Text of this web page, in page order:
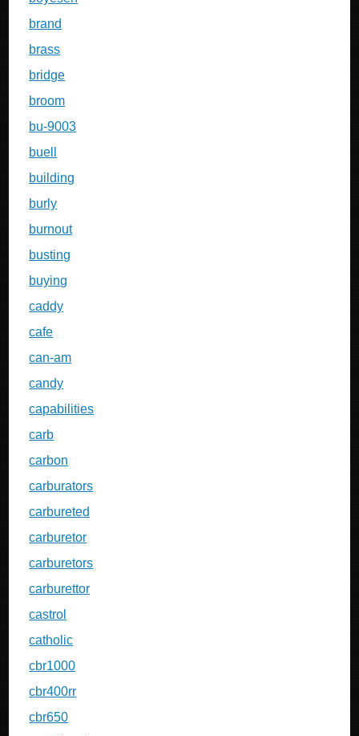
brand
brass
bridge
broom
bu-9003
buell
building
burly
burnout
busting
buying
caddy
cafe
can-am
candy
capabilities
carb
carbon
carburators
carbureted
carburetor
carburetors
carburettor
castrol
catholic
cbr1000
cbr400rr
cbr650